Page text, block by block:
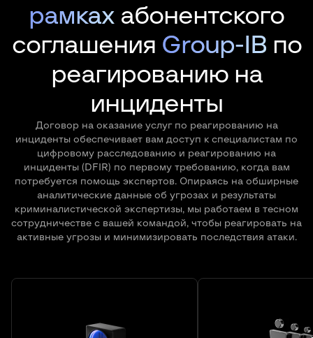
рамках абонентского
соглашения Group-IB по
реагированию на
инциденты
Договор на оказание услуг по реагированию на
инциденты обеспечивает вам доступ к специалистам по
цифровому расследованию и реагированию на
инциденты (DFIR) по первому требованию, когда вам
потребуется помощь экспертов. Опираясь на обширные
аналитические данные об угрозах и результаты
криминалистической экспертизы, мы работаем в тесном
сотрудничестве с вашей командой, чтобы реагировать на
активные угрозы и минимизировать последствия атаки.